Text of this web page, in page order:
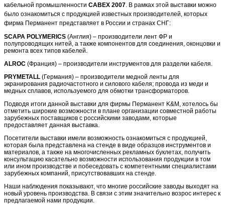
кабельной промышленности CABEX 2007. В рамках этой выставки можно
было ознакомиться с продукцией известных производителей, которых
фирма Перманент представляет в России и странах СНГ:
SCAPA POLYMERICS (Англия) – производители лент ФР и
полупроводящих нитей, а также компонентов для соединения, оконцовки и
ремонта всех типов кабелей.
ALROC (Франция) – производители инструментов для разделки кабеля.
PRYMETALL (Германия) – производители медной ленты для
экранирования радиочастотного и силового кабеля; провода из меди и
медных сплавов, используемого для обмотки трансформаторов.
Подводя итоги данной выставки для фирмы Перманент K&M, хотелось бы
отметить широкие возможности в плане организации совместной работы
зарубежных поставщиков с российскими заводами, которые
предоставляет данная выставка.
Посетители выставки имели возможность ознакомиться с продукцией,
которая была представлена на стенде в виде образцов инструментов и
материалов, а также на многочисленных рекламных буклетах, получить
консультацию касательно возможности использования продукции в том
или ином производстве и побеседовать с компетентными специалистами
зарубежных компаний, присутствовавших на стенде.
Наши наблюдения показывают, что многие российские заводы выходят на
новый уровень производства. В связи с этим значительно возрос интерес к
предлагаемой нами продукции.